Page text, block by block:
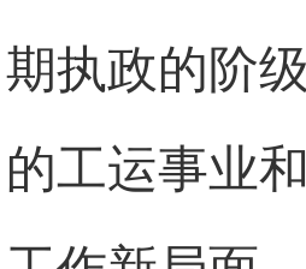
期执政的阶
的工运事业